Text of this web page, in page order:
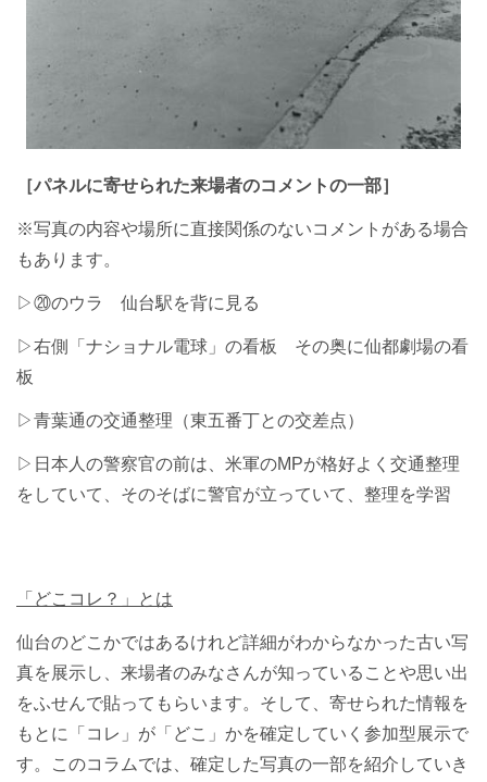
［パネルに寄せられた来場者のコメントの一部］
※写真の内容や場所に直接関係のないコメントがある場合
もあります。
▷⑳のウラ 仙台駅を背に見る
▷右側「ナショナル電球」の看板 その奥に仙都劇場の看
板
▷青葉通の交通整理（東五番丁との交差点）
▷日本人の警察官の前は、米軍のMPが格好よく交通整理
をしていて、そのそばに警官が立っていて、整理を学習
「どこコレ？」とは
仙台のどこかではあるけれど詳細がわからなかった古い写
真を展示し、来場者のみなさんが知っていることや思い出
をふせんで貼ってもらいます。そして、寄せられた情報を
もとに「コレ」が「どこ」かを確定していく参加型展示で
す。このコラムでは、確定した写真の一部を紹介していき